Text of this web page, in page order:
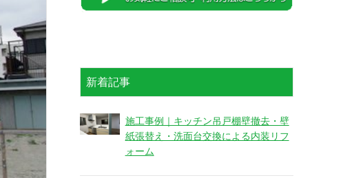
新着記事
施工事例｜キッチン吊戸棚壁撤去・壁
紙張替え・洗面台交換による内装リフ
ォーム